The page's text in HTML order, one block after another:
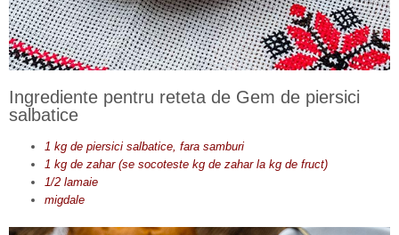
Ingrediente pentru reteta de Gem de piersici
salbatice
1 kg de piersici salbatice, fara samburi
1 kg de zahar (se socoteste kg de zahar la kg de fruct)
1/2 lamaie
migdale